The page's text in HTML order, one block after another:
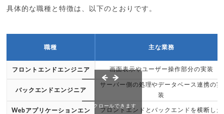
具体的な職種と特徴は、以下のとおりです。
職種 主な業務
フロントエンドエンジニア 画面表示やユーザー操作部分の実装
バックエンドエンジニア
サーバー側の処理やデータベース連携の実
装
Webアプリケーションエン
フロントエンドとバックエンドを横断した
スクロールできます